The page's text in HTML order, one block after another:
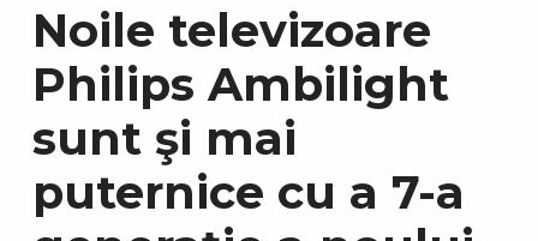
Noile televizoare
Philips Ambilight
sunt şi mai
puternice cu a 7-a